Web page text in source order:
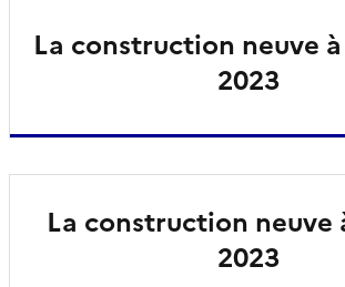
La construction neuve
2023
La construction neuve
2023